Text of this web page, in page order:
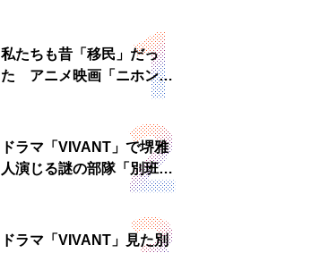
私たちも昔「移民」だっ
た アニメ映画「ニホンジ
ドラマ「VIVANT」で堺雅
人演じる謎の部隊「別班」
は実在する？内情知る人物
ドラマ「VIVANT」見た別